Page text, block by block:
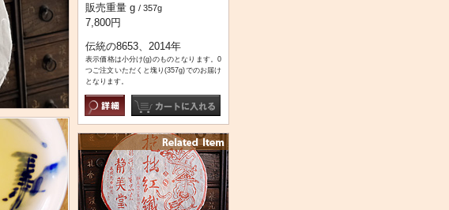
販売重量 g / 357g
7,800円
伝統の8653、2014年
表示価格は小分け(g)のものとなります。0
つご注文いただくと塊り(357g)でのお届け
となります。